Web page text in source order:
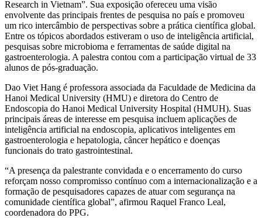
Research in Vietnam”. Sua exposição ofereceu uma visão
envolvente das principais frentes de pesquisa no país e promoveu
um rico intercâmbio de perspectivas sobre a prática científica global.
Entre os tópicos abordados estiveram o uso de inteligência artificial,
pesquisas sobre microbioma e ferramentas de saúde digital na
gastroenterologia. A palestra contou com a participação virtual de 33
alunos de pós-graduação.
Dao Viet Hang é professora associada da Faculdade de Medicina da
Hanoi Medical University (HMU) e diretora do Centro de
Endoscopia do Hanoi Medical University Hospital (HMUH). Suas
principais áreas de interesse em pesquisa incluem aplicações de
inteligência artificial na endoscopia, aplicativos inteligentes em
gastroenterologia e hepatologia, câncer hepático e doenças
funcionais do trato gastrointestinal.
“A presença da palestrante convidada e o encerramento do curso
reforçam nosso compromisso contínuo com a internacionalização e a
formação de pesquisadores capazes de atuar com segurança na
comunidade científica global”, afirmou Raquel Franco Leal,
coordenadora do PPG.